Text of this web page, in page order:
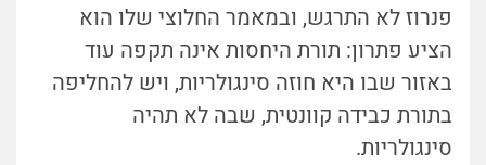
פנרוז לא התרגש, ובמאמר החלוצי שלו הוא
הציע פתרון: תורת היחסות אינה תקפה עוד
באזור שבו היא חוזה סינגולריות, ויש להחליפה
בתורת כבידה קוונטית, שבה לא תהיה
סינגולריות.